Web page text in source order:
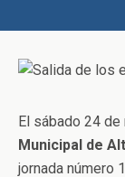
El sábado 24
Municipal de
jornada número